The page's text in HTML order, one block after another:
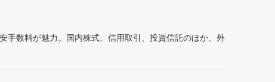
手数料が魅力。国内株式、信用取引、投資信託のほか、外